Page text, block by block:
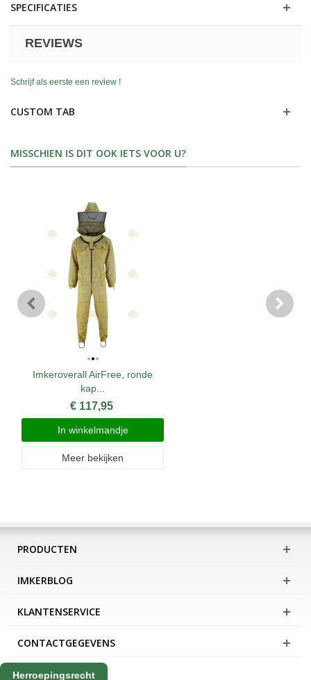
SPECIFICATIES
REVIEWS
Schrijf als eerste een review !
CUSTOM TAB
MISSCHIEN IS DIT OOK IETS VOOR U?
Imkeroverall AirFree, ronde
kap...
€ 117,95
In winkelmandje
Meer bekijken
PRODUCTEN
IMKERBLOG
KLANTENSERVICE
CONTACTGEGEVENS
Herroepingsrecht